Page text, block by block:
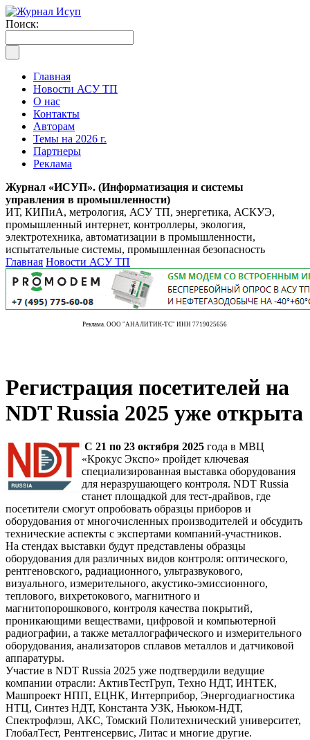
Поиск:
Главная
Новости АСУ ТП
О нас
Контакты
Авторам
Темы на 2026 г.
Партнеры
Реклама
Журнал «ИСУП». (Информатизация и системы
управления в промышленности)
ИТ, КИПиА, метрология, АСУ ТП, энергетика, АСКУЭ,
промышленный интернет, контроллеры, экология,
электротехника, автоматизации в промышленности,
испытательные системы, промышленная безопасность
Главная Новости АСУ ТП
Реклама. ООО "АНАЛИТИК-ТС" ИНН 7719025656
Регистрация посетителей на
NDT Russia 2025 уже открыта
С 21 по 23 октября 2025 года в МВЦ
«Крокус Экспо» пройдет ключевая
специализированная выставка оборудования
для неразрушающего контроля. NDT Russia
станет площадкой для тест-драйвов, где
посетители смогут опробовать образцы приборов и
оборудования от многочисленных производителей и обсудить
технические аспекты с экспертами компаний-участников.
На стендах выставки будут представлены образцы
оборудования для различных видов контроля: оптического,
рентгеновского, радиационного, ультразвукового,
визуального, измерительного, акустико-эмиссионного,
теплового, вихретокового, магнитного и
магнитопорошкового, контроля качества покрытий,
проникающими веществами, цифровой и компьютерной
радиографии, а также металлографического и измерительного
оборудования, анализаторов сплавов металлов и датчиковой
аппаратуры.
Участие в NDT Russia 2025 уже подтвердили ведущие
компании отрасли: АктивТестГруп, Техно НДТ, ИНТЕК,
Машпроект НПП, ЕЦНК, Интерприбор, Энергодиагностика
НТЦ, Синтез НДТ, Константа УЗК, Ньюком-НДТ,
Спектрофлэш, АКС, Томский Политехнический университет,
ГлобалТест, Рентгенсервис, Литас и многие другие.